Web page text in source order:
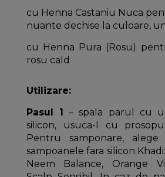
cu Henna Castaniu Nuca
nuante dechise la culoare,
cu Henna Pura (Rosu)
rosu cald
Utilizare:
Pasul 1
– spala parul cu
silicon, usuca-l cu
Pentru samponare,
sampoanele fara silicon
Neem Balance, Orange